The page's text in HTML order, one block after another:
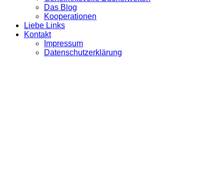
Das Blog
Kooperationen
Liebe Links
Kontakt
Impressum
Datenschutzerklärung